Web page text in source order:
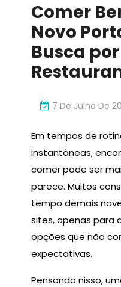
Comer
Novo
Busca por
7 De Julho De
Em tempos de
instantâneas,
comer pode ser
parece. Muitos
tempo demais
sites, apenas para
opções que não
expectativas.
Pensando nisso,